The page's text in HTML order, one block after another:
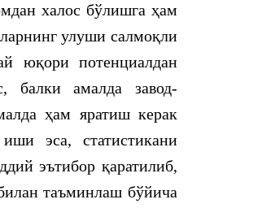
халос бўлишга ҳам
улуши салмоқли
юқори потенциалдан
балки амалда завод-
ҳам яратиш керак
эса, статистикани
эътибор қаратилиб,
таъминлаш бўйича